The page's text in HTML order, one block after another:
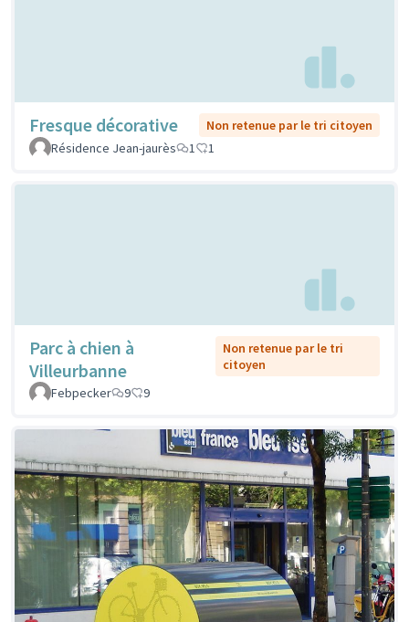
Fresque décorative
Non retenue par le tri citoyen
Résidence Jean-jaurès
1 1
Parc à chien à
Villeurbanne
Non retenue par le tri
citoyen
Febpecker
9 9